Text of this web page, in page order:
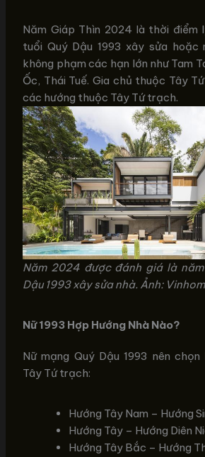
Năm Giáp Thìn 2024 là thời điểm
tuổi Quý Dậu 1993 xây sửa hoặc
không phạm các hạn lớn như Tam
Ốc, Thái Tuế. Gia chủ thuộc Tây
các hướng thuộc Tây Tứ trạch.
Năm 2024 được đánh giá là
Dậu 1993 xây sửa nhà. Ảnh:
Nữ 1993 Hợp Hướng Nhà Nào?
Nữ mạng Quý Dậu 1993 nên
Tây Tứ trạch:
Hướng Tây Nam – Hướng
Hướng Tây – Hướng Diên
Hướng Tây Bắc – Hướng